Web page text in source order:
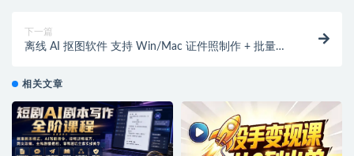
下一篇
离线 AI 抠图软件 支持 Win/Mac 证件照制作 + 批量抠
相关文章